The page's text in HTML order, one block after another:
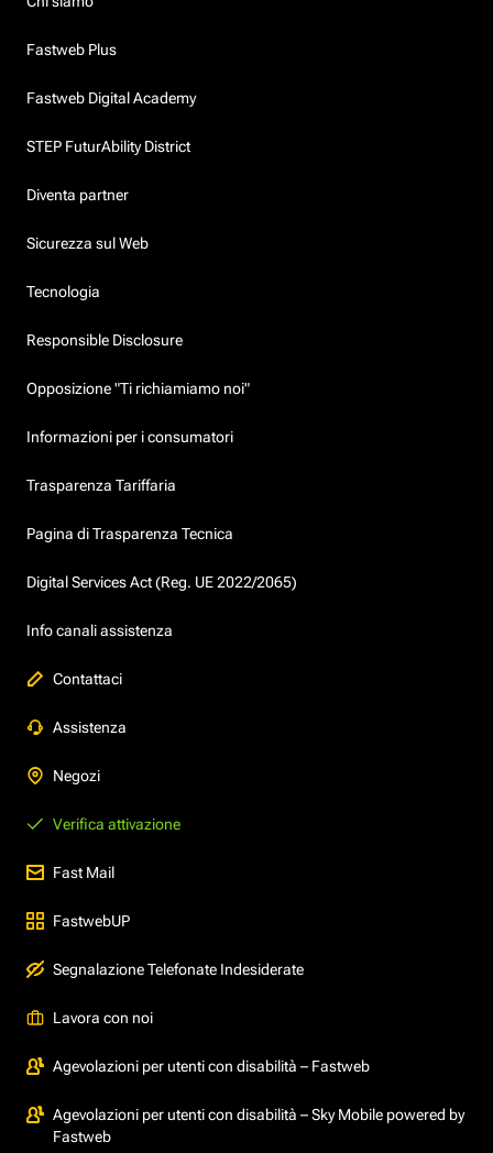
Fastweb Plus
Fastweb Digital Academy
STEP FuturAbility District
Diventa partner
Sicurezza sul Web
Tecnologia
Responsible Disclosure
Opposizione "Ti richiamiamo noi"
Informazioni per i consumatori
Trasparenza Tariffaria
Pagina di Trasparenza Tecnica
Digital Services Act (Reg. UE 2022/2065)
Info canali assistenza
Contattaci
Assistenza
Negozi
Verifica attivazione
Fast Mail
FastwebUP
Segnalazione Telefonate Indesiderate
Lavora con noi
Agevolazioni per utenti con disabilità – Fastweb
Agevolazioni per utenti con disabilità – Sky Mobile powered by
Fastweb